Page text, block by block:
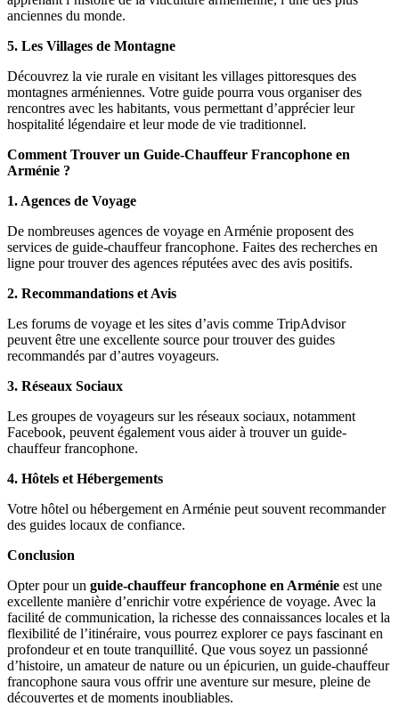
anciennes du monde.
5. Les Villages de Montagne
Découvrez la vie rurale en visitant les villages pittoresques des
montagnes arméniennes. Votre guide pourra vous organiser des
rencontres avec les habitants, vous permettant d’apprécier leur
hospitalité légendaire et leur mode de vie traditionnel.
Comment Trouver un Guide-Chauffeur Francophone en
Arménie ?
1. Agences de Voyage
De nombreuses agences de voyage en Arménie proposent des
services de guide-chauffeur francophone. Faites des recherches en
ligne pour trouver des agences réputées avec des avis positifs.
2. Recommandations et Avis
Les forums de voyage et les sites d’avis comme TripAdvisor
peuvent être une excellente source pour trouver des guides
recommandés par d’autres voyageurs.
3. Réseaux Sociaux
Les groupes de voyageurs sur les réseaux sociaux, notamment
Facebook, peuvent également vous aider à trouver un guide-
chauffeur francophone.
4. Hôtels et Hébergements
Votre hôtel ou hébergement en Arménie peut souvent recommander
des guides locaux de confiance.
Conclusion
Opter pour un guide-chauffeur francophone en Arménie est une
excellente manière d’enrichir votre expérience de voyage. Avec la
facilité de communication, la richesse des connaissances locales et la
flexibilité de l’itinéraire, vous pourrez explorer ce pays fascinant en
profondeur et en toute tranquillité. Que vous soyez un passionné
d’histoire, un amateur de nature ou un épicurien, un guide-chauffeur
francophone saura vous offrir une aventure sur mesure, pleine de
découvertes et de moments inoubliables.